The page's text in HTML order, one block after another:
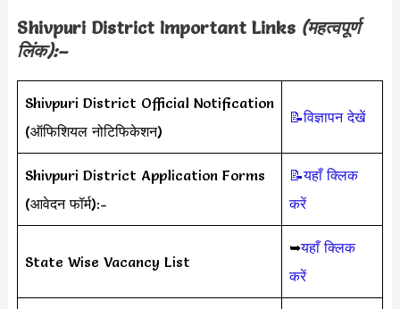
Shivpuri District Important Links (महत्वपूर्ण
लिंक):–
Shivpuri District Official Notification
(ऑफिशियल नोटिफिकेशन)
📝विज्ञापन देखें
Shivpuri District Application Forms
(आवेदन फॉर्म):-
📝यहाँ क्लिक
करें
State Wise Vacancy List
➥यहाँ क्लिक
करें